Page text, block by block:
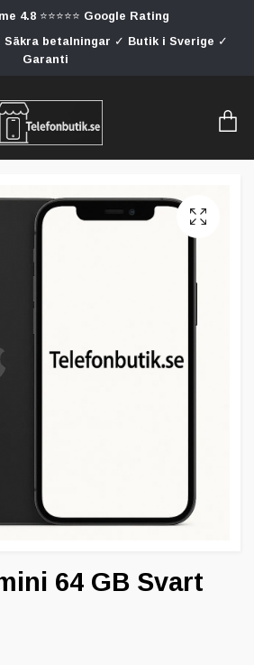
4.8 ⭐⭐⭐⭐⭐ Google Rating
Säkra betalningar ✓ Butik i Sverige ✓
Garanti
64 GB Svart